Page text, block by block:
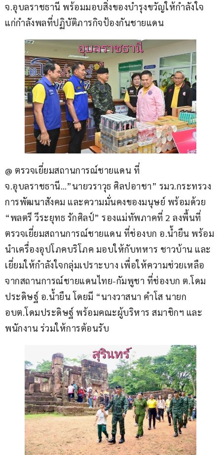
จ.อุบลราชธานี พร้อมมอบสิ่งของบำรุงขวัญให้กำลังใจ
แก่กำลังพลที่ปฏิบัติภารกิจป้องกันชายแดน
@ ตรวจเยี่ยมสถานการณ์ชายแดน ที่
จ.อุบลราชธานี…”นายวราวุธ ศิลปอาชา” รมว.กระทรวง
การพัฒนาสังคม และความมั่นคงของมนุษย์ พร้อมด้วย
“พลตรี วีระยุทธ รักศิลป์” รองแม่ทัพภาคที่ 2 ลงพื้นที่
ตรวจเยี่ยมสถานการณ์ชายแดน ที่ช่องบก อ.น้ำยืน พร้อม
นำเครื่องอุปโภคบริโภค มอบให้กับทหาร ชาวบ้าน และ
เยี่ยมให้กำลังใจกลุ่มเปราะบาง เพื่อให้ความช่วยเหลือ
จากสถานการณ์ชายแดนไทย-กัมพูชา ที่ช่องบก ต.โดม
ประดิษฐ์ อ.น้ำยืน โดยมี “นางวาสนา คำโส นายก
อบต.โดมประดิษฐ์ พร้อมคณะผู้บริหาร สมาชิกฯ และ
พนักงาน ร่วมให้การต้อนรับ